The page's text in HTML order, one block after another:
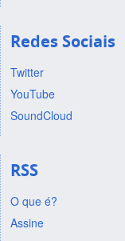
Redes Sociais
Twitter
YouTube
SoundCloud
RSS
O que é?
Assine